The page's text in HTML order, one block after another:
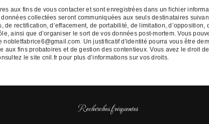
aux fins de vous contacter et sont enregistrées dans un fichier
collectées seront communiquées aux seuls destinataires
de rectification, d’effacement, de portabilité, de limitation,
ainsi que d’organiser le sort de vos données post-mortem. Vous
Un justificatif d'identité pourra vous être
fins probatoires et de gestion des contentieux. Vous avez le droit
le site cnil.fr pour plus d’informations sur vos droits.
Recherches fréquentes